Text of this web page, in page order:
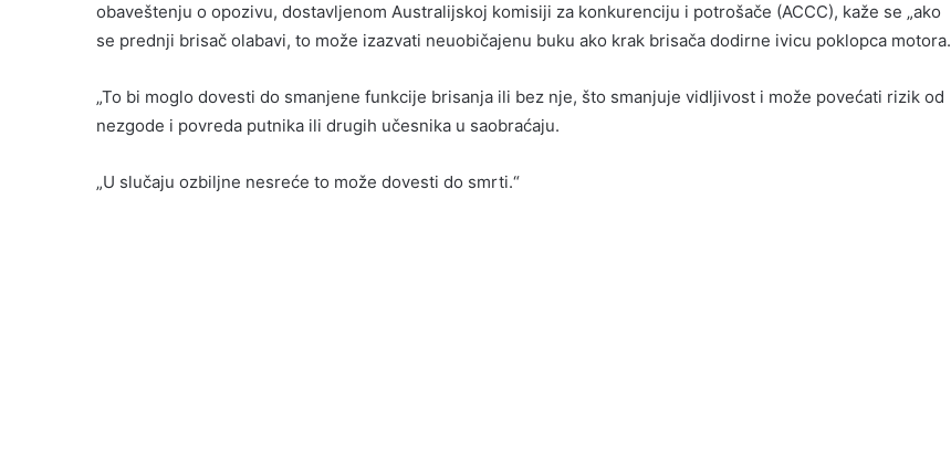
obaveštenju o opozivu, dostavljenom Australijskoj komisiji za konkurenciju i potrošače (ACCC), kaže se „ako
se prednji brisač olabavi, to može izazvati neuobičajenu buku ako krak brisača dodirne ivicu poklopca motora.
„To bi moglo dovesti do smanjene funkcije brisanja ili bez nje, što smanjuje vidljivost i može povećati rizik od
nezgode i povreda putnika ili drugih učesnika u saobraćaju.
„U slučaju ozbiljne nesreće to može dovesti do smrti.“